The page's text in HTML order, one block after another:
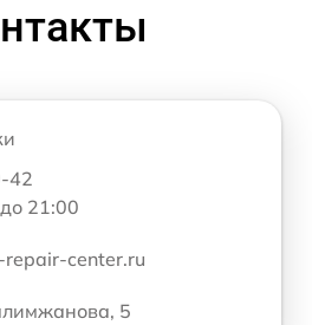
42
21:00
repair-center.ru
5